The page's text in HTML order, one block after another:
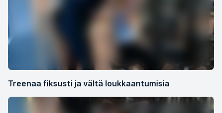
Treenaa fiksusti ja vältä loukkaantumisia